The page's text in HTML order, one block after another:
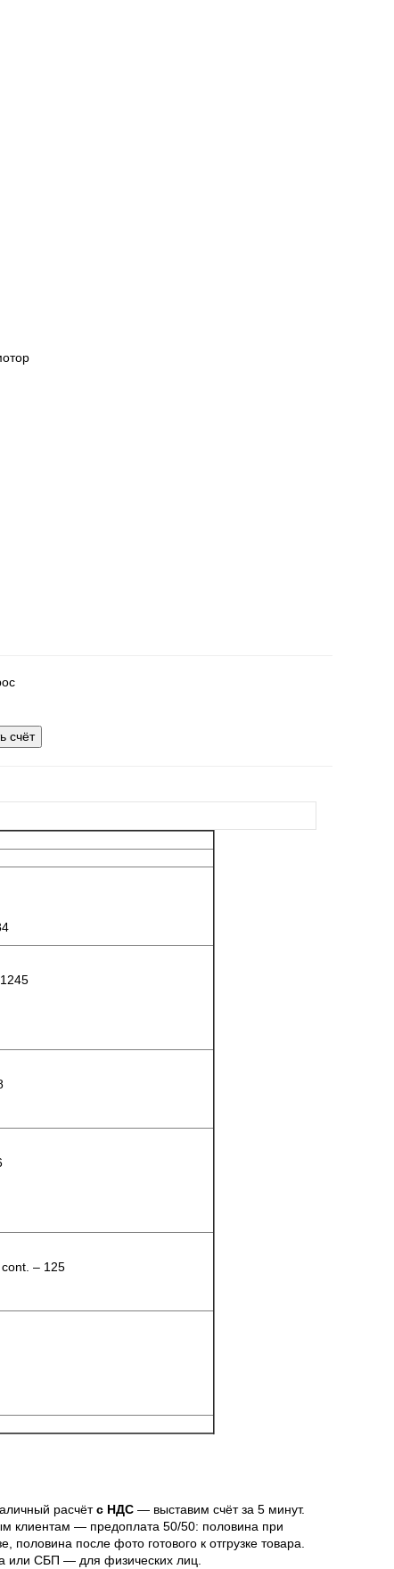
счёт
– 125
расчётс НДС— выставим счёт за 5 минут.
клиентам — предоплата 50/50: половина при
половина после фото готового к отгрузке товара.
или СБП — для физических лиц.